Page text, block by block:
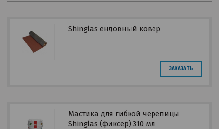
Shinglas ендовный ковер
ЗАКАЗАТЬ
Мастика для гибкой черепицы
Shinglas (фиксер) 310 мл